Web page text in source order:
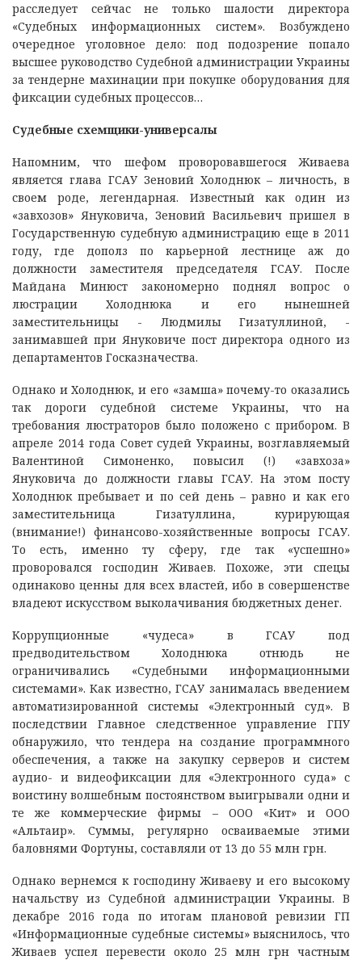
расследует сейчас не только шалости директора
«Судебных информационных систем». Возбуждено
очередное уголовное дело: под подозрение попало
высшее руководство Судебной администрации Украины
за тендерне махинации при покупке оборудования для
фиксации судебных процессов…
Судебные схемщики-универсалы
Напомним, что шефом проворовавшегося Живаева
является глава ГСАУ Зеновий Холоднюк – личность, в
своем роде, легендарная. Известный как один из
«завхозов» Януковича, Зеновий Васильевич пришел в
Государственную судебную администрацию еще в 2011
году, где дополз по карьерной лестнице аж до
должности заместителя председателя ГСАУ. После
Майдана Минюст закономерно поднял вопрос о
люстрации Холоднюка и его нынешней
заместительницы - Людмилы Гизатуллиной, -
занимавшей при Януковиче пост директора одного из
департаментов Госказначества.
Однако и Холоднюк, и его «замша» почему-то оказались
так дороги судебной системе Украины, что на
требования люстраторов было положено с прибором. В
апреле 2014 года Совет судей Украины, возглавляемый
Валентиной Симоненко, повысил (!) «завхоза»
Януковича до должности главы ГСАУ. На этом посту
Холоднюк пребывает и по сей день – равно и как его
заместительница Гизатуллина, курирующая
(внимание!) финансово-хозяйственные вопросы ГСАУ.
То есть, именно ту сферу, где так «успешно»
проворовался господин Живаев. Похоже, эти спецы
одинаково ценны для всех властей, ибо в совершенстве
владеют искусством выколачивания бюджетных денег.
Коррупционные «чудеса» в ГСАУ под
предводительством Холоднюка отнюдь не
ограничивались «Судебными информационными
системами». Как известно, ГСАУ занималась введением
автоматизированной системы «Электронный суд». В
последствии Главное следственное управление ГПУ
обнаружило, что тендера на создание программного
обеспечения, а также на закупку серверов и систем
аудио- и видеофиксации для «Электронного суда» с
воистину волшебным постоянством выигрывали одни и
те же коммерческие фирмы – ООО «Кит» и ООО
«Альтаир». Суммы, регулярно осваиваемые этими
баловнями Фортуны, составляли от 13 до 55 млн грн.
Однако вернемся к господину Живаеву и его высокому
начальству из Судебной администрации Украины. В
декабре 2016 года по итогам плановой ревизии ГП
«Информационные судебные системы» выяснилось, что
Живаев успел перевести около 25 млн грн частным